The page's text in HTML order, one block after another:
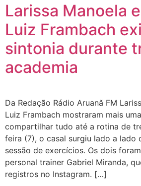
Larissa Manoela
Luiz Frambach
sintonia durante
academia
Da Redação Rádio Aruanã FM
Luiz Frambach mostraram mais
compartilhar tudo até a rotina de
feira (7), o casal surgiu lado a lado
sessão de exercícios. Os dois
personal trainer Gabriel Miranda,
registros no Instagram. […]